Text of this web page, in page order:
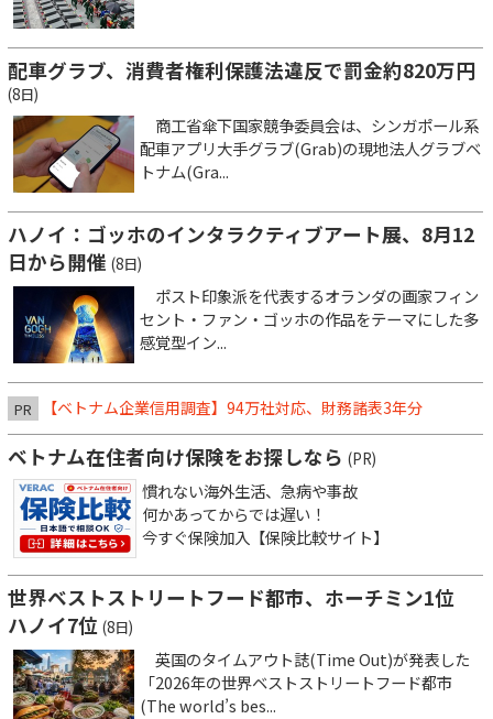
配車グラブ、消費者権利保護法違反で罰金約820万円
(8日)
商工省傘下国家競争委員会は、シンガポール系
配車アプリ大手グラブ(Grab)の現地法人グラブベ
トナム(Gra...
ハノイ：ゴッホのインタラクティブアート展、8月12
日から開催 (8日)
ポスト印象派を代表するオランダの画家フィン
セント・ファン・ゴッホの作品をテーマにした多
感覚型イン...
PR 【ベトナム企業信用調査】94万社対応、財務諸表3年分
ベトナム在住者向け保険をお探しなら (PR)
慣れない海外生活、急病や事故
何かあってからでは遅い！
今すぐ保険加入【保険比較サイト】
世界ベストストリートフード都市、ホーチミン1位
ハノイ7位 (8日)
英国のタイムアウト誌(Time Out)が発表した
「2026年の世界ベストストリートフード都市
(The world’s bes...